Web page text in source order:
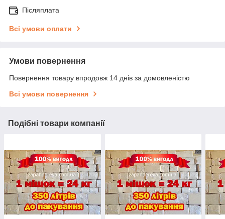
Післяплата
Всі умови оплати
Умови повернення
Повернення товару впродовж 14 днів за домовленістю
Всі умови повернення
Подібні товари компанії